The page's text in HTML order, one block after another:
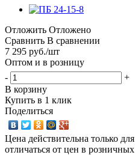
Отложить Отложено
Сравнить В сравнении
7 295 руб./шт
Оптом и в розницу
-
+
В корзину
Купить в 1 клик
Поделиться
Цена действительна только
отличаться от цен в